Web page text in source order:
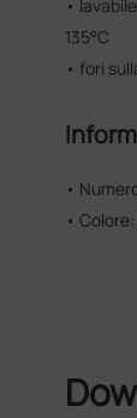
•
135°C
• fori
•
•